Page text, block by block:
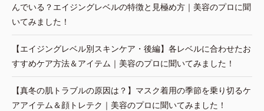
んでいる？エイジングレベルの特徴と見極め方｜美容のプロに聞
いてみました！
【エイジングレベル別スキンケア・後編】各レベルに合わせたお
すすめケア方法＆アイテム｜美容のプロに聞いてみました！
【真冬の肌トラブルの原因は？】マスク着用の季節を乗り切るケ
アアイテム＆顔トレテク｜美容のプロに聞いてみました！